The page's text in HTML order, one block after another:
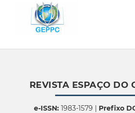
REVISTA ESPAÇO DO
e-ISSN:1983-1579 | Prefixo